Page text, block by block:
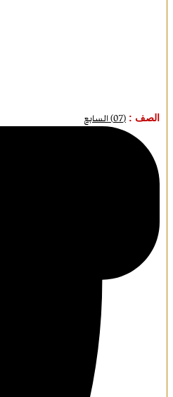
الصف : (07) السابع